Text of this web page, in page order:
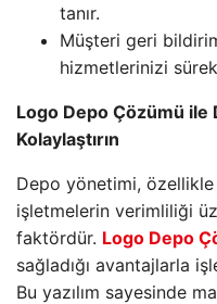
tanır.
Müşteri geri
hizmetlerinizi
Logo Depo Çözümü ile
Kolaylaştırın
Depo yönetimi,
işletmelerin verimliliği
faktördür. Logo Depo
sağladığı avantajlarla
Bu yazılım sayesinde